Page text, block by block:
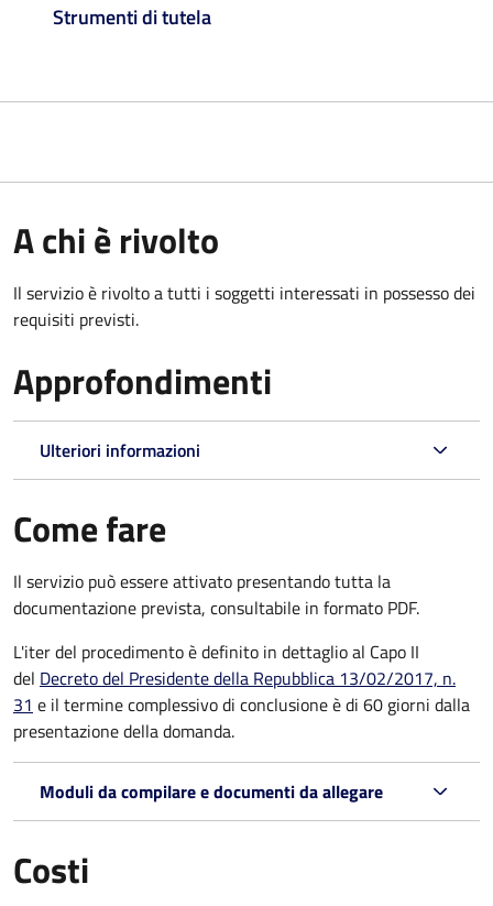
Strumenti di tutela
A chi è rivolto
Il servizio è rivolto a tutti i soggetti interessati in possesso dei
requisiti previsti.
Approfondimenti
Ulteriori informazioni
Come fare
Il servizio può essere attivato presentando tutta la
documentazione prevista, consultabile in formato PDF.
L'iter del procedimento è definito in dettaglio al Capo II
del Decreto del Presidente della Repubblica 13/02/2017, n.
31 e il termine complessivo di conclusione è di 60 giorni dalla
presentazione della domanda.
Moduli da compilare e documenti da allegare
Costi